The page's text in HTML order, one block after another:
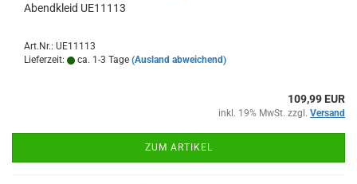
Abendkleid UE11113
Art.Nr.: UE11113
Lieferzeit:
ca. 1-3 Tage (Ausland abweichend)
109,99 EUR
inkl. 19% MwSt. zzgl. Versand
ZUM ARTIKEL